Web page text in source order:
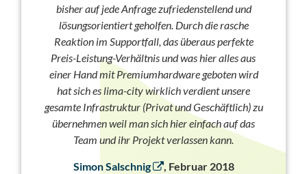
bisher auf jede Anfrage zufriedenstellend und
lösungsorientiert geholfen. Durch die rasche
Reaktion im Supportfall, das überaus perfekte
Preis-Leistung-Verhältnis und was hier alles aus
einer Hand mit Premiumhardware geboten wird
hat sich es lima-city wirklich verdient unsere
gesamte Infrastruktur (Privat und Geschäftlich) zu
übernehmen weil man sich hier einfach auf das
Team und ihr Projekt verlassen kann.
Simon Salschnig , Februar 2018